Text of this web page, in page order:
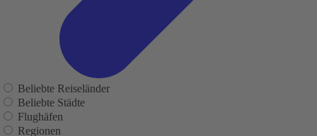
Beliebte Reiseländer
Beliebte Städte
Flughäfen
Regionen